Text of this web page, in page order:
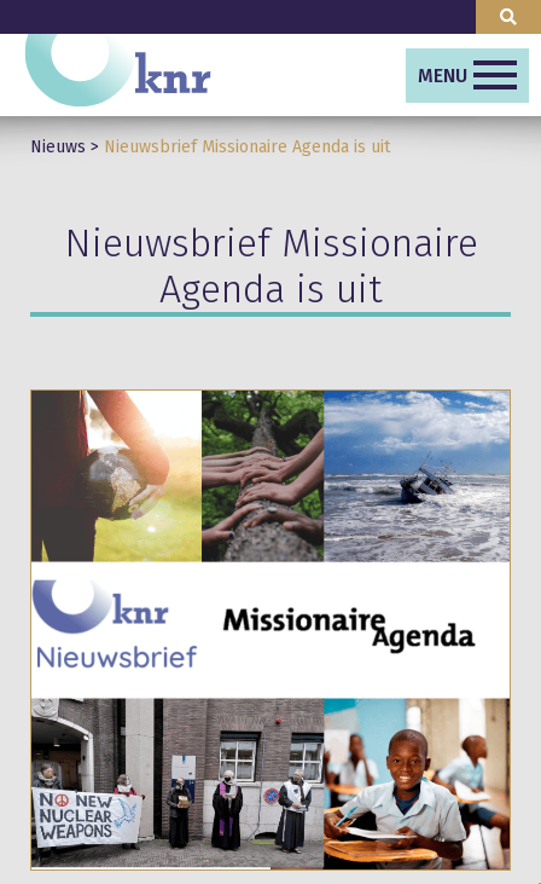
MENU
Nieuws > Nieuwsbrief Missionaire Agenda is uit
Nieuwsbrief Missionaire
Agenda is uit